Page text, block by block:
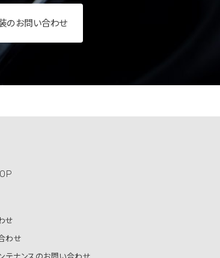
のお問い合わせ
せ
わせ
テナンスのお問い合わせ